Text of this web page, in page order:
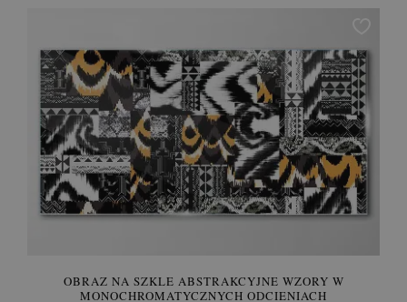
OBRAZ NA SZKLE ABSTRAKCYJNE WZORY W
MONOCHROMATYCZNYCH ODCIENIACH